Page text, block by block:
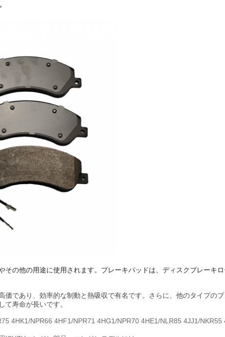
その他の用途に使用されます。ブレーキパッドは、ディスクブレーキ
であり、効率的な制動と熱吸収で有名です。さらに、他のタイプの
寿命が長いです。
4HK1/NPR66 4HF1/NPR71 4HG1/NPR70 4HE1/NLR85 4JJ1/